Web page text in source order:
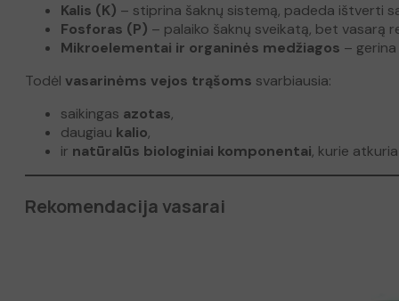
Kalis (K) – stiprina šaknų sistemą, padeda ištverti
Fosforas (P) – palaiko šaknų sveikatą, bet vasarą
Mikroelementai ir organinės medžiagos –
Todėl vasarinėms vejos trąšoms svarbiausia:
saikingas azotas,
daugiau kalio,
ir natūralūs biologiniai komponentai, kurie
Rekomendacija vasarai